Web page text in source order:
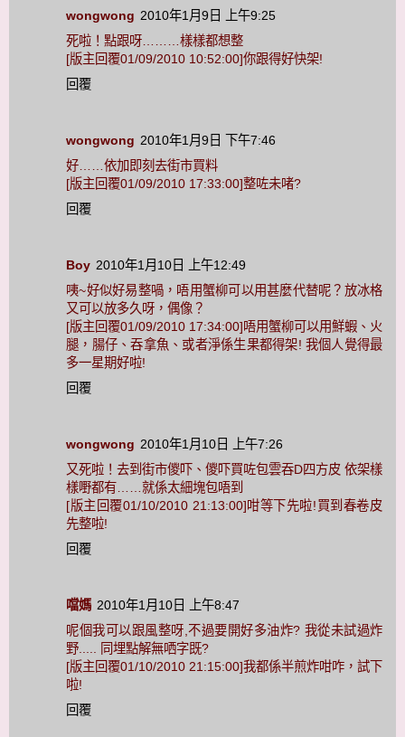
wongwong 2010年1月9日 上午9:25
死啦！點跟呀………樣樣都想整
[版主回覆01/09/2010 10:52:00]你跟得好快架!
回覆
wongwong 2010年1月9日 下午7:46
好……依加即刻去街市買料
[版主回覆01/09/2010 17:33:00]整咗未啫?
回覆
Boy 2010年1月10日 上午12:49
咦~好似好易整喎，唔用蟹柳可以用甚麼代替呢？放冰格
又可以放多久呀，偶像？
[版主回覆01/09/2010 17:34:00]唔用蟹柳可以用鮮蝦、火
腿，腸仔、吞拿魚、或者淨係生果都得架! 我個人覺得最
多一星期好啦!
回覆
wongwong 2010年1月10日 上午7:26
又死啦！去到街市儍吓、儍吓買咗包雲吞D四方皮 依架樣
樣嘢都有……就係太細塊包唔到
[版主回覆01/10/2010 21:13:00]咁等下先啦!買到春卷皮
先整啦!
回覆
噹媽 2010年1月10日 上午8:47
呢個我可以跟風整呀,不過要開好多油炸? 我從未試過炸
野..... 同埋點解無哂字既?
[版主回覆01/10/2010 21:15:00]我都係半煎炸咁咋，試下
啦!
回覆